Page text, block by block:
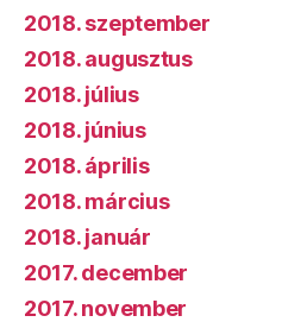
2018. szeptember
2018. augusztus
2018. július
2018. június
2018. április
2018. március
2018. január
2017. december
2017. november